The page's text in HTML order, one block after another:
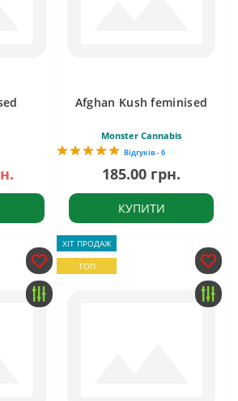
Afghan Kush feminised
Monster Cannabis
Відгуків - 6
185.00 грн.
КУПИТИ
ХІТ ПРОДАЖ
ТОП